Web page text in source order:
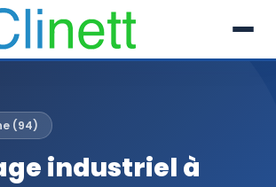
(94)
industriel à